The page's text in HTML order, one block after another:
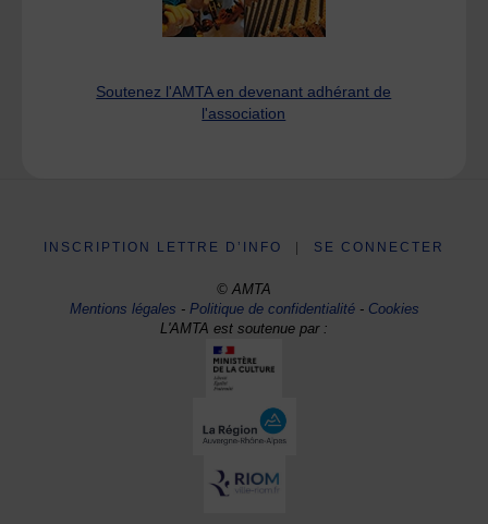
Soutenez l'AMTA en devenant adhérant de
l'association
INSCRIPTION LETTRE D’INFO SE CONNECTER
© AMTA
Mentions légales -Politique de confidentialité- Cookies
L'AMTA est soutenue par :